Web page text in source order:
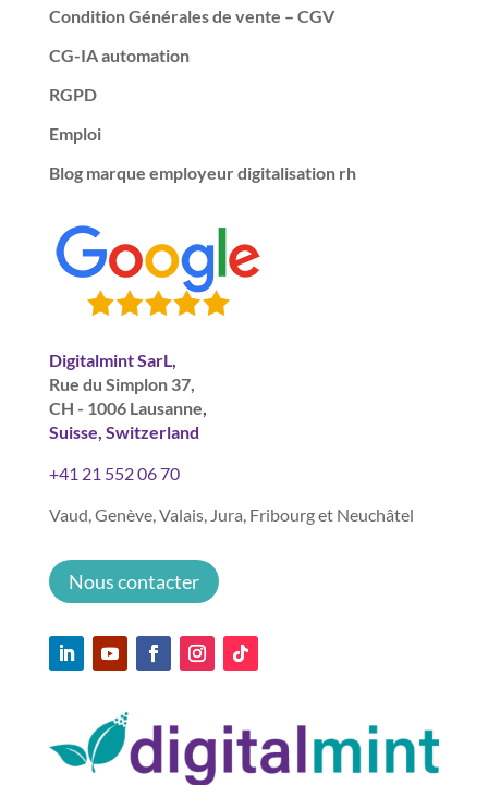
Condition Générales de vente – CGV
CG-IA automation
RGPD
Emploi
Blog marque employeur digitalisation rh
Digitalmint SarL,
Rue du Simplon 37,
CH - 1006 Lausanne
Suisse, Switzerland
+41 21 552 06 70
Vaud, Genève, Valais, Jura, Fribourg et Neuchâtel
Nous contacter